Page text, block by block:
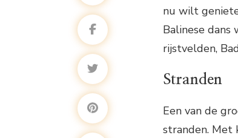
nu wilt
Balinese
rijstvelden,
Stranden
Een van de
stranden. Met